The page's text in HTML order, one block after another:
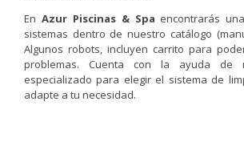
En Azur Piscinas & Spa encontrarás
sistemas dentro de nuestro catálogo
Algunos robots, incluyen carrito para
problemas. Cuenta con la ayuda de
especializado para elegir el sistema de
adapte a tu necesidad.